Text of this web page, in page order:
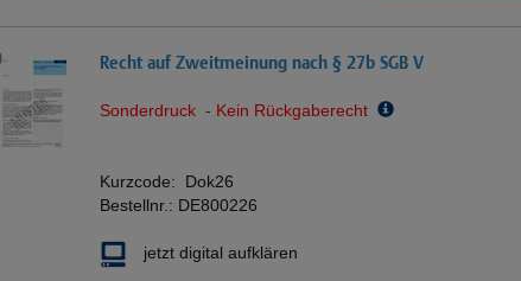
Recht auf Zweitmeinung nach § 27b SGB V
Sonderdruck - Kein Rückgaberecht
Kurzcode: Dok26
Bestellnr.: DE800226
jetzt digital aufklären